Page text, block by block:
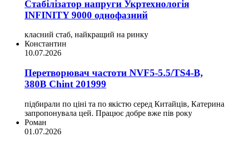
Стабілізатор напруги Укртехнологія
INFINITY 9000 однофазний
класний стаб, найкращий на ринку
Константин
10.07.2026
Перетворювач частоти NVF5-5.5/TS4-B,
380В Chint 201999
підбирали по ціні та по якістю серед Китайців, Катерина
запропонувала цей. Працює добре вже пів року
Роман
01.07.2026